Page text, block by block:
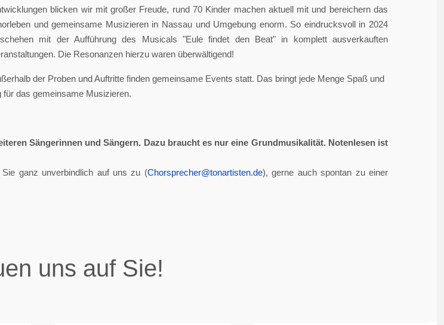
blicken wir mit großer Freude, rund 70 Kinder machen aktuell mit und bereichern das
und gemeinsame Musizieren in Nassau und Umgebung enorm. So eindrucksvoll in 2024
mit der Aufführung des Musicals "Eule findet den Beat" in komplett ausverkauften
Die Resonanzen hierzu waren überwältigend!
der Proben und Auftritte finden gemeinsame Events statt. Das bringt jede Menge Spaß und
das gemeinsame Musizieren.
Sängerinnen und Sängern. Dazu braucht es nur eine Grundmusikalität. Notenlesen ist
ganz unverbindlich auf uns zu (Chorsprecher@tonartisten.de), gerne auch spontan zu einer
uns auf Sie!